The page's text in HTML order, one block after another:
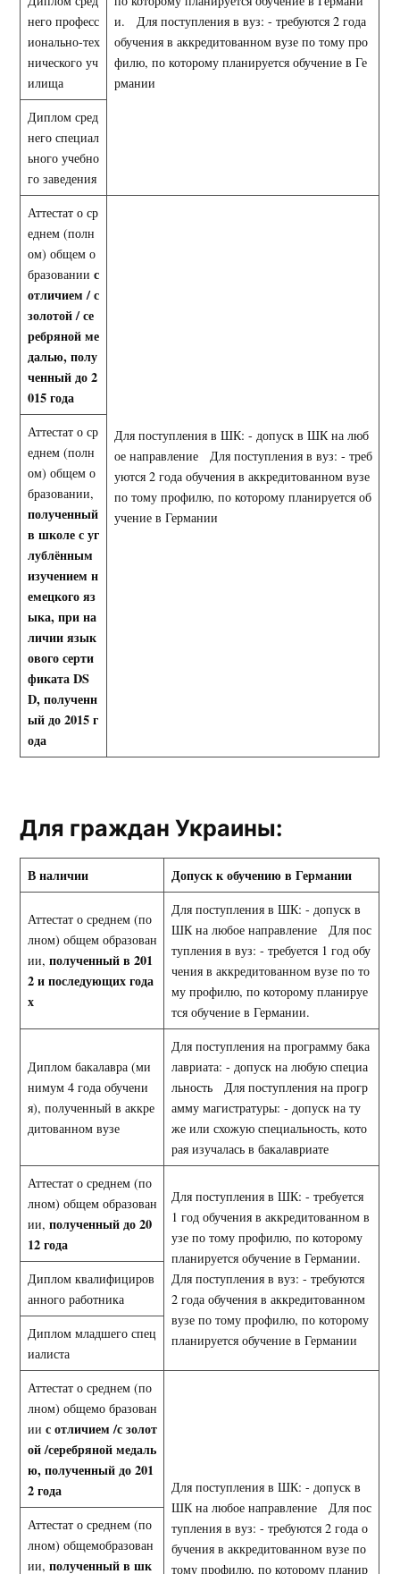
и. Для поступления в вуз: - требуются 2 года
обучения в аккредитованном вузе по тому про
филю, по которому планируется обучение в Ге
рмании
него професс
ионально-тех
нического уч
илища
Диплом сред
него специал
ьного учебно
го заведения
Аттестат о ср
еднем (полн
ом) общем о
бразовании с
отличием / с
золотой / се
ребряной ме
далью, полу
ченный до 2
015 года
Для поступления в ШК: - допуск в ШК на люб
ое направление Для поступления в вуз: - треб
уются 2 года обучения в аккредитованном вузе
по тому профилю, по которому планируется об
учение в Германии
Аттестат о ср
еднем (полн
ом) общем о
бразовании,
полученный
в школе суг
лублённым
изучением н
емецкого яз
ыка, при на
личии язык
ового серти
фикатаDS
D, полученн
ый до 2015 г
ода
Для граждан Украины:
В наличии Допуск к обучению в Германии
Аттестат о среднем (по
лном) общем образован
ии, полученный в 201
2 и последующих года
х
Для поступления в ШК: - допуск в
ШК на любое направление Для пос
тупления в вуз: - требуется 1 год обу
чения в аккредитованном вузе по то
му профилю, по которому планируе
тся обучение в Германии.
Диплом бакалавра (ми
нимум 4 года обучени
я), полученный в аккре
дитованном вузе
Для поступления на программу бака
лавриата: - допуск на любую специа
льность Для поступления на прогр
амму магистратуры: - допуск на ту
же или схожую специальность, кото
рая изучалась в бакалавриате
Аттестат о среднем (по
лном) общем образован
ии, полученный до 20
12 года
Для поступления в ШК: - требуется
1 год обучения в аккредитованном в
узе по тому профилю, по которому
планируется обучение в Германии.
Для поступления в вуз: - требуются
2 года обучения в аккредитованном
вузе по тому профилю, по которому
планируется обучение в Германии
Диплом квалифициров
анного работника
Диплом младшего спец
иалиста
Аттестат о среднем (по
лном) общемо бразован
ии с отличием /с золот
ой /серебряной медаль
ю, полученный до 201
2 года
Для поступления в ШК: - допуск в
ШК на любое направление Для пос
тупления в вуз: - требуются 2 года о
бучения в аккредитованном вузе по
тому профилю, по которому планир
Аттестат о среднем (по
лном) общемобразован
ии, полученный в шк